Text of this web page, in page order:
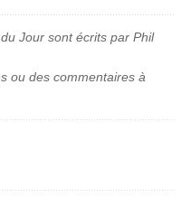
Jour sont écrits par Phil
ou des commentaires à